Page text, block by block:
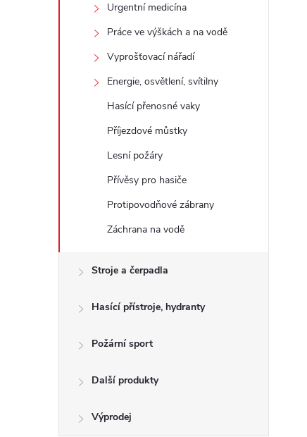
Urgentní medicína
Práce ve výškách a na vodě
Vyprošťovací nářadí
Energie, osvětlení, svítilny
Hasící přenosné vaky
Příjezdové můstky
Lesní požáry
Přívěsy pro hasiče
Protipovodňové zábrany
Záchrana na vodě
Stroje a čerpadla
Hasící přístroje, hydranty
Požární sport
Další produkty
Výprodej